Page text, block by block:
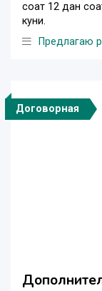
соат 12 дан
куни.
Предлагаю
Договорная